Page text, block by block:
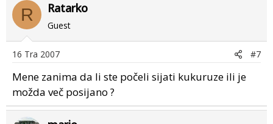
R Ratarko
Guest
16 Tra 2007 #7
Mene zanima da li ste počeli sijati kukuruze ili je
možda več posijano ?